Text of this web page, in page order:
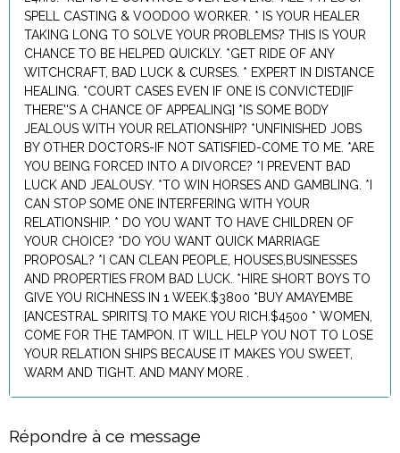
SPELL CASTING & VOODOO WORKER. * IS YOUR HEALER
TAKING LONG TO SOLVE YOUR PROBLEMS? THIS IS YOUR
CHANCE TO BE HELPED QUICKLY. *GET RIDE OF ANY
WITCHCRAFT, BAD LUCK & CURSES. * EXPERT IN DISTANCE
HEALING. *COURT CASES EVEN IF ONE IS CONVICTED[IF
THERE''S A CHANCE OF APPEALING] *IS SOME BODY
JEALOUS WITH YOUR RELATIONSHIP? *UNFINISHED JOBS
BY OTHER DOCTORS-IF NOT SATISFIED-COME TO ME. *ARE
YOU BEING FORCED INTO A DIVORCE? *I PREVENT BAD
LUCK AND JEALOUSY. *TO WIN HORSES AND GAMBLING. *I
CAN STOP SOME ONE INTERFERING WITH YOUR
RELATIONSHIP. * DO YOU WANT TO HAVE CHILDREN OF
YOUR CHOICE? *DO YOU WANT QUICK MARRIAGE
PROPOSAL? *I CAN CLEAN PEOPLE, HOUSES,BUSINESSES
AND PROPERTIES FROM BAD LUCK. *HIRE SHORT BOYS TO
GIVE YOU RICHNESS IN 1 WEEK.$3800 *BUY AMAYEMBE
[ANCESTRAL SPIRITS] TO MAKE YOU RICH.$4500 * WOMEN,
COME FOR THE TAMPON. IT WILL HELP YOU NOT TO LOSE
YOUR RELATION SHIPS BECAUSE IT MAKES YOU SWEET,
WARM AND TIGHT. AND MANY MORE .
Répondre à ce message